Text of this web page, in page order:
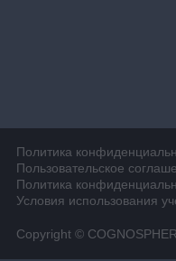
Политика
Пользовательское
Политика
Условия использования
Copyright ©